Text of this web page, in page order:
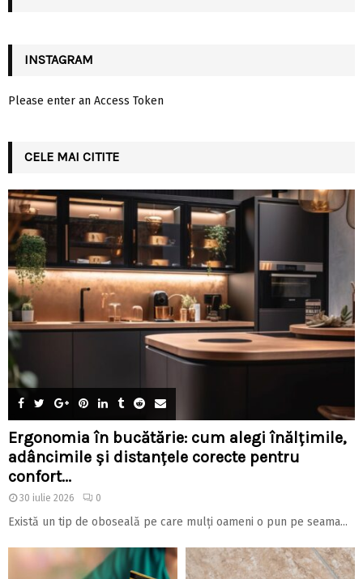
INSTAGRAM
Please enter an Access Token
CELE MAI CITITE
Ergonomia în bucătărie: cum alegi înălțimile,
adâncimile și distanțele corecte pentru
confort...
30 iulie 2026 0
Există un tip de oboseală pe care mulți oameni o pun pe seama...